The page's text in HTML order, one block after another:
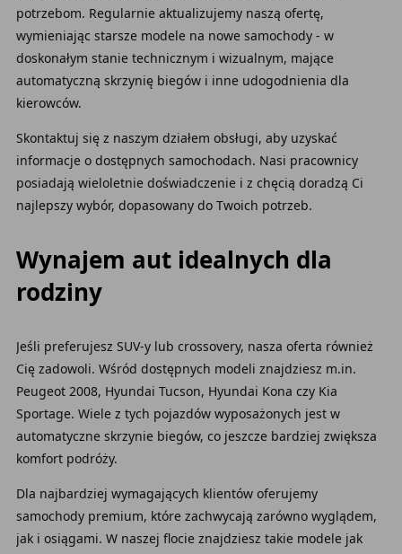
potrzebom. Regularnie aktualizujemy naszą ofertę,
wymieniając starsze modele na nowe samochody - w
doskonałym stanie technicznym i wizualnym, mające
automatyczną skrzynię biegów i inne udogodnienia dla
kierowców.
Skontaktuj się z naszym działem obsługi, aby uzyskać
informacje o dostępnych samochodach. Nasi pracownicy
posiadają wieloletnie doświadczenie i z chęcią doradzą Ci
najlepszy wybór, dopasowany do Twoich potrzeb.
Wynajem aut idealnych dla
rodziny
Jeśli preferujesz SUV-y lub crossovery, nasza oferta również
Cię zadowoli. Wśród dostępnych modeli znajdziesz m.in.
Peugeot 2008, Hyundai Tucson, Hyundai Kona czy Kia
Sportage. Wiele z tych pojazdów wyposażonych jest w
automatyczne skrzynie biegów, co jeszcze bardziej zwiększa
komfort podróży.
Dla najbardziej wymagających klientów oferujemy
samochody premium, które zachwycają zarówno wyglądem,
jak i osiągami. W naszej flocie znajdziesz takie modele jak